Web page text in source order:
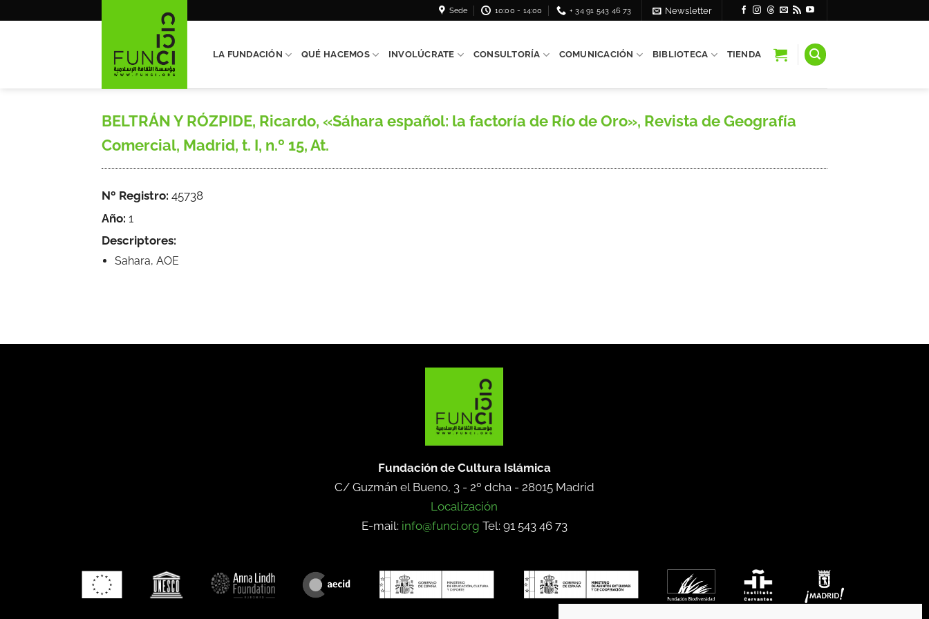
Sede 10:00 - 14:00 + 34 91 543 46 73 Newsletter
LA FUNDACIÓN QUÉ HACEMOS INVOLÚCRATE CONSULTORÍA COMUNICACIÓN BIBLIOTECA TIENDA
BELTRÁN Y RÓZPIDE, Ricardo, «Sáhara español: la factoría de Río de Oro», Revista de Geografía
Comercial, Madrid, t. I, n.º 15, At.
Nº Registro: 45738
Año: 1
Descriptores:
Sahara, AOE
Fundación de Cultura Islámica
C/ Guzmán el Bueno, 3 - 2º dcha - 28015 Madrid
Localización
E-mail: info@funci.org Tel: 91 543 46 73